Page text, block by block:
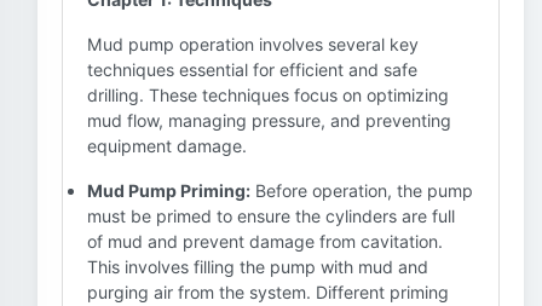
Mud pump operation involves several key
techniques essential for efficient and safe
drilling. These techniques focus on optimizing
mud flow, managing pressure, and preventing
equipment damage.
Mud Pump Priming: Before operation, the pump
must be primed to ensure the cylinders are full
of mud and prevent damage from cavitation.
This involves filling the pump with mud and
purging air from the system. Different priming